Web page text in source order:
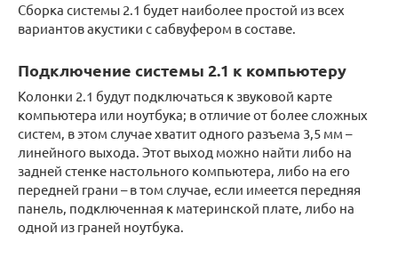
Сборка системы 2.1 будет наиболее простой из всех
вариантов акустики с сабвуфером в составе.
Подключение системы 2.1 к компьютеру
Колонки 2.1 будут подключаться к звуковой карте
компьютера или ноутбука; в отличие от более сложных
систем, в этом случае хватит одного разъема 3,5 мм –
линейного выхода. Этот выход можно найти либо на
задней стенке настольного компьютера, либо на его
передней грани – в том случае, если имеется передняя
панель, подключенная к материнской плате, либо на
одной из граней ноутбука.